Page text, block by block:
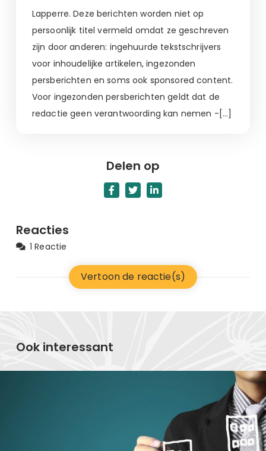
Lapperre. Deze berichten worden niet op
persoonlijk titel vermeld omdat ze geschreven
zijn door anderen: ingehuurde tekstschrijvers
voor inhoudelijke artikelen, ingezonden
persberichten en soms ook sponsored content.
Voor ingezonden persberichten geldt dat de
redactie geen verantwoording kan nemen -[…]
Delen op
Reacties
1 Reactie
Vertoon de reactie(s)
Ook interessant